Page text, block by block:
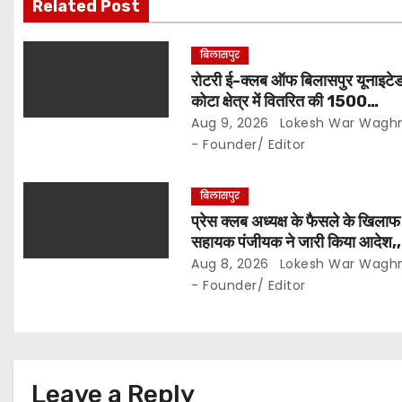
g
o
Related Post
बिलासपुर
रोटरी ई-क्लब ऑफ बिलासपुर
कोटा क्षेत्र में वितरित की 1500
मच्छरदानियां एवं 500 क्लोरीन
Aug 9, 2026
Lokesh War
- Founder/ Editor
बिलासपुर
प्रेस क्लब अध्यक्ष के फैसले के खिलाफ
सहायक पंजीयक ने जारी किया आदेश,,
कोषाध्यक्ष पद का नहीं बदल सकते
पदाधिकारियों के बीच विवाद अब
Aug 8, 2026
Lokesh War
- Founder/ Editor
Leave a Reply